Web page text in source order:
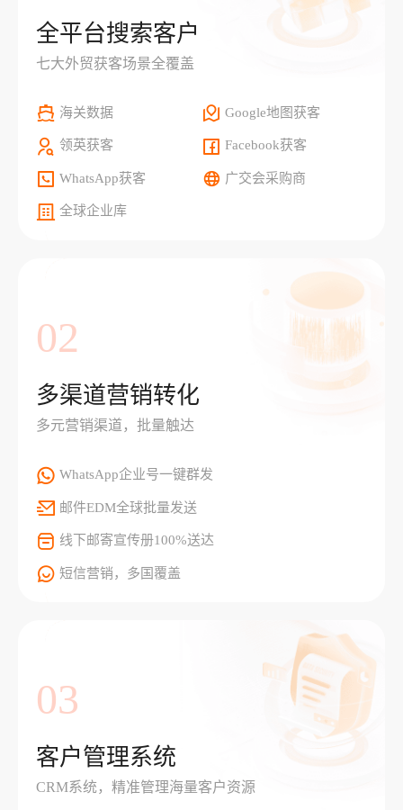
全平台搜索客户
七大外贸获客场景全覆盖
海关数据 Google地图获客
领英获客 Facebook获客
WhatsApp获客 广交会采购商
全球企业库
02
多渠道营销转化
多元营销渠道，批量触达
WhatsApp企业号一键群发
邮件EDM全球批量发送
线下邮寄宣传册100%送达
短信营销，多国覆盖
03
客户管理系统
CRM系统，精准管理海量客户资源